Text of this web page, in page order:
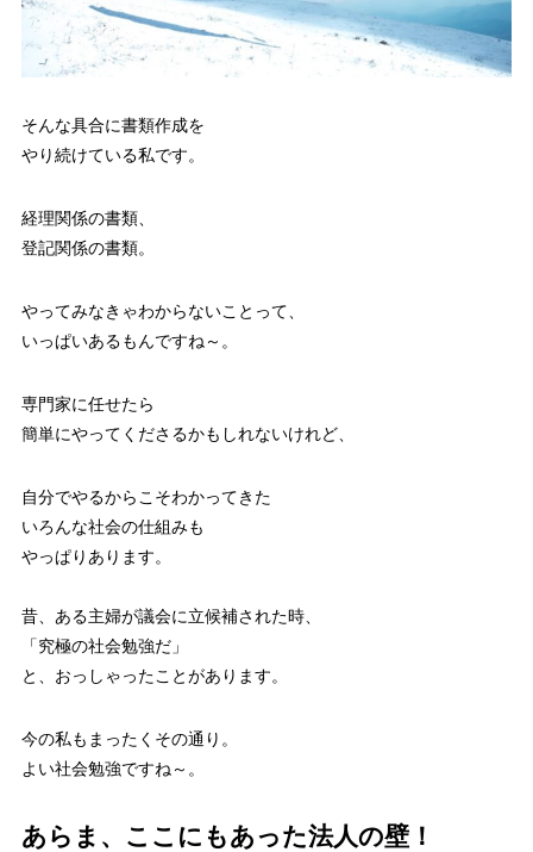
そんな具合に書類作成を
やり続けている私です。
経理関係の書類、
登記関係の書類。
やってみなきゃわからないことって、
いっぱいあるもんですね～。
専門家に任せたら
簡単にやってくださるかもしれないけれど、
自分でやるからこそわかってきた
いろんな社会の仕組みも
やっぱりあります。
昔、ある主婦が議会に立候補された時、
「究極の社会勉強だ」
と、おっしゃったことがあります。
今の私もまったくその通り。
よい社会勉強ですね～。
あらま、ここにもあった法人の壁！